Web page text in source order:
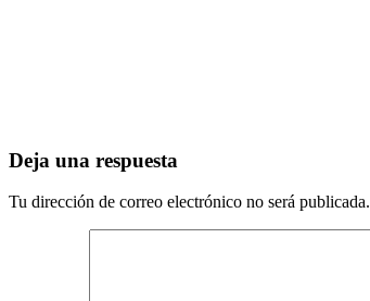
Deja una respuesta
Tu dirección de correo electrónico no será publicada.